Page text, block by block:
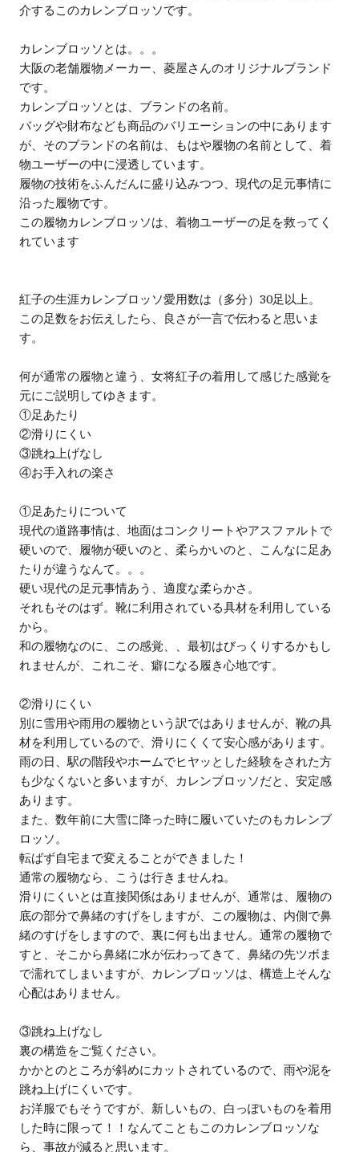
介するこのカレンブロッソです。
カレンブロッソとは。。。
大阪の老舗履物メーカー、菱屋さんのオリジナルブランド
です。
カレンブロッソとは、ブランドの名前。
バッグや財布なども商品のバリエーションの中にあります
が、そのブランドの名前は、もはや履物の名前として、着
物ユーザーの中に浸透しています。
履物の技術をふんだんに盛り込みつつ、現代の足元事情に
沿った履物です。
この履物カレンブロッソは、着物ユーザーの足を救ってく
れています
紅子の生涯カレンブロッソ愛用数は（多分）30足以上。
この足数をお伝えしたら、良さが一言で伝わると思いま
す。
何が通常の履物と違う、女将紅子の着用して感じた感覚を
元にご説明してゆきます。
①足あたり
②滑りにくい
③跳ね上げなし
④お手入れの楽さ
①足あたりについて
現代の道路事情は、地面はコンクリートやアスファルトで
硬いので、履物が硬いのと、柔らかいのと、こんなに足あ
たりが違うなんて。。。
硬い現代の足元事情あう、適度な柔らかさ。
それもそのはず。靴に利用されている具材を利用している
から。
和の履物なのに、この感覚、、最初はびっくりするかもし
れませんが、これこそ、癖になる履き心地です。
②滑りにくい
別に雪用や雨用の履物という訳ではありませんが、靴の具
材を利用しているので、滑りにくくて安心感があります。
雨の日、駅の階段やホームでヒヤッとした経験をされた方
も少なくないと多いますが、カレンブロッソだと、安定感
あります。
また、数年前に大雪に降った時に履いていたのもカレンブ
ロッソ。
転ばず自宅まで変えることができました！
通常の履物なら、こうは行きませんね。
滑りにくいとは直接関係はありませんが、通常は、履物の
底の部分で鼻緒のすげをしますが、この履物は、内側で鼻
緒のすげをしますので、裏に何も出ません。通常の履物で
すと、そこから鼻緒に水が伝わってきて、鼻緒の先ツボま
で濡れてしまいますが、カレンブロッソは、構造上そんな
心配はありません。
③跳ね上げなし
裏の構造をご覧ください。
かかとのところが斜めにカットされているので、雨や泥を
跳ね上げにくいです。
お洋服でもそうですが、新しいもの、白っぽいものを着用
した時に限って！！なんてこともこのカレンブロッソな
ら、事故が減ると思います。